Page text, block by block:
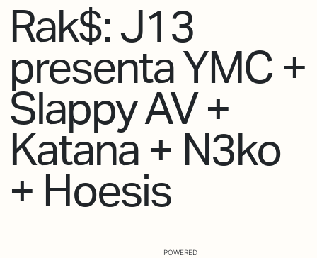
Rak$: J13
presenta YMC +
Slappy AV +
Katana + N3ko
+ Hoesis
POWERED